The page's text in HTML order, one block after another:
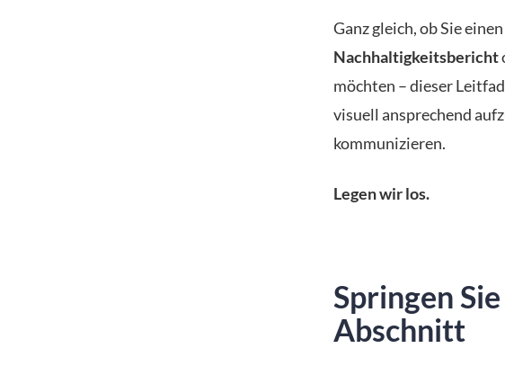
Ganz gleich, ob Sie einen
Nachhaltigkeitsbericht
möchten – dieser
visuell ansprechend
kommunizieren.
Legen wir los.
Springen
Abschnitt